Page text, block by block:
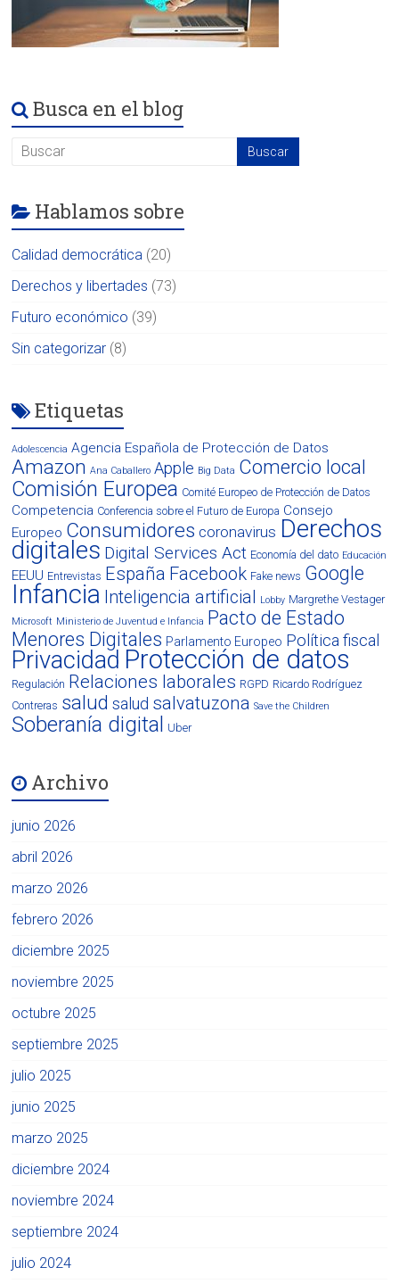
Busca en el blog
Hablamos sobre
Calidad democrática (20)
Derechos y libertades (73)
Futuro económico (39)
Sin categorizar (8)
Etiquetas
Adolescencia Agencia Española de Protección de Datos
Amazon Ana Caballero Apple Big Data Comercio local
Comisión Europea Comité Europeo de Protección de Datos
Competencia Conferencia sobre el Futuro de Europa Consejo
Europeo Consumidores coronavirus Derechos
digitales Digital Services Act Economía del dato Educación
EEUU Entrevistas España Facebook Fake news Google
Infancia Inteligencia artificial Lobby Margrethe Vestager
Microsoft Ministerio de Juventud e Infancia Pacto de Estado
Menores Digitales Parlamento Europeo Política fiscal
Privacidad Protección de datos
Regulación Relaciones laborales RGPD Ricardo Rodríguez
Contreras salud salud salvatuzona Save the Children
Soberanía digital Uber
Archivo
junio 2026
abril 2026
marzo 2026
febrero 2026
diciembre 2025
noviembre 2025
octubre 2025
septiembre 2025
julio 2025
junio 2025
marzo 2025
diciembre 2024
noviembre 2024
septiembre 2024
julio 2024